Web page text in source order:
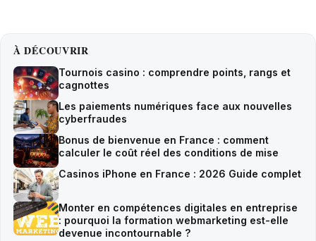
À DÉCOUVRIR
Tournois casino : comprendre points, rangs et
cagnottes
Les paiements numériques face aux nouvelles
cyberfraudes
Bonus de bienvenue en France : comment
calculer le coût réel des conditions de mise
Casinos iPhone en France : 2026 Guide complet
Monter en compétences digitales en entreprise
: pourquoi la formation webmarketing est-elle
devenue incontournable ?